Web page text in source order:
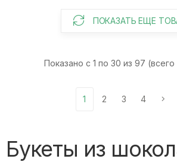
ПОКАЗАТЬ ЕЩЕ
Показано с 1 по 30 из 97
1 2 3 4
Букеты из